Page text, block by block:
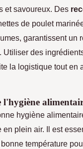
et savoureux. Des
de poulet
garantissent un
Utiliser des
la logistique tout en
l'hygiène
hygiène
en plein air. Il est
température